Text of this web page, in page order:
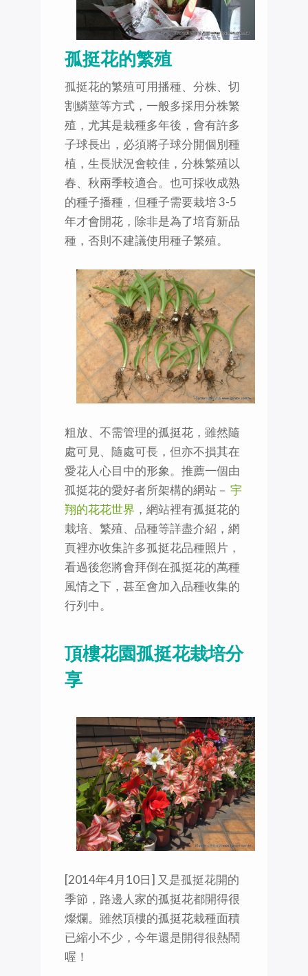
孤挺花的繁殖
孤挺花的繁殖可用播種、分株、切
割鱗莖等方式，一般多採用分株繁
殖，尤其是栽種多年後，會有許多
子球長出，必須將子球分開個別種
植，生長狀況會較佳，分株繁殖以
春、秋兩季較適合。也可採收成熟
的種子播種，但種子需要栽培 3-5
年才會開花，除非是為了培育新品
種，否則不建議使用種子繁殖。
粗放、不需管理的孤挺花，雖然隨
處可見、隨處可長，但亦不損其在
愛花人心目中的形象。推薦一個由
孤挺花的愛好者所架構的網站－ 宇
翔的花花世界 ，網站裡有孤挺花的
栽培、繁殖、品種等詳盡介紹，網
頁裡亦收集許多孤挺花品種照片，
看過後您將會拜倒在孤挺花的萬種
風情之下，甚至會加入品種收集的
行列中。
頂樓花園孤挺花栽培分
享
[2014年4月10日] 又是孤挺花開的
季節，路邊人家的孤挺花都開得很
燦爛。雖然頂樓的孤挺花栽種面積
已縮小不少，今年還是開得很熱鬧
喔！